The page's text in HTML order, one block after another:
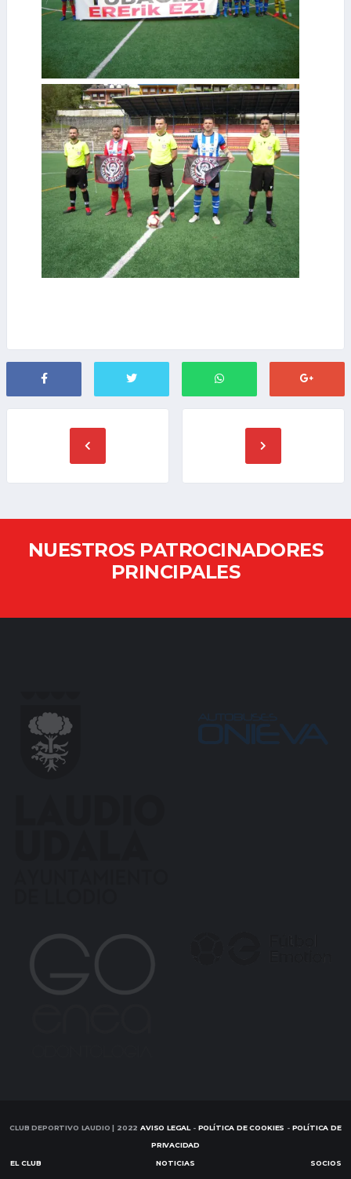
NUESTROS PATROCINADORES
PRINCIPALES
CLUB DEPORTIVO LAUDIO | 2022 AVISO LEGAL- POLÍTICA DE COOKIES - POLÍTICA DE
PRIVACIDAD
EL CLUB NOTICIAS SOCIOS